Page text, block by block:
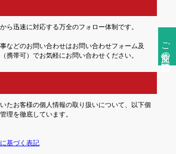
ご注文前の確認事項
ら迅速に対応する万全のフォロー体制です。
などのお問い合わせはお問い合わせフォーム及
携帯可）でお気軽にお問い合わせください。
たお客様の個人情報の取り扱いについて、以下個
理を徹底しています。
基づく表記